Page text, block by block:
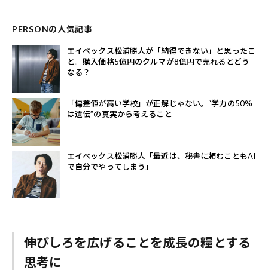
PERSONの人気記事
エイベックス松浦勝人が「納得できない」と思ったこ
と。購入価格5億円のクルマが8億円で売れるとどう
なる？
「偏差値が高い学校」が正解じゃない。“学力の50％
は遺伝”の真実から考えること
エイベックス松浦勝人「最近は、秘書に頼むこともAI
で自分でやってしまう」
伸びしろを広げることを成長の糧とする
思考に